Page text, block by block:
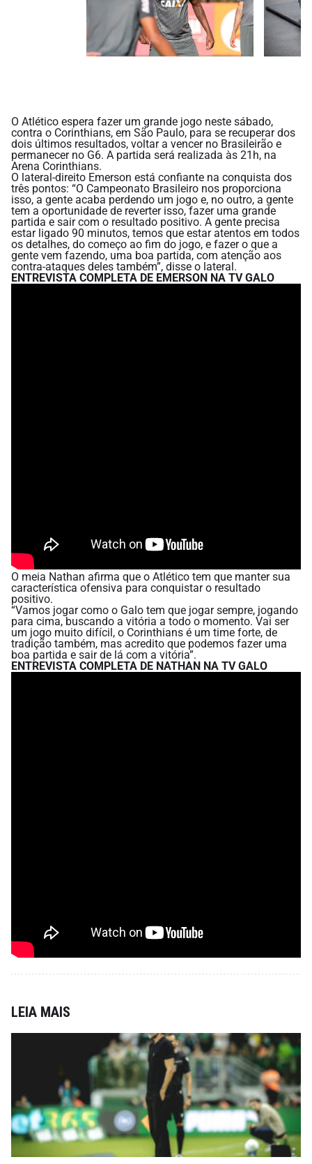
O Atlético espera fazer um grande jogo neste sábado,
contra o Corinthians, em São Paulo, para se recuperar dos
dois últimos resultados, voltar a vencer no Brasileirão e
permanecer no G6. A partida será realizada às 21h, na
Arena Corinthians.
O lateral-direito Emerson está confiante na conquista dos
três pontos: “O Campeonato Brasileiro nos proporciona
isso, a gente acaba perdendo um jogo e, no outro, a gente
tem a oportunidade de reverter isso, fazer uma grande
partida e sair com o resultado positivo. A gente precisa
estar ligado 90 minutos, temos que estar atentos em todos
os detalhes, do começo ao fim do jogo, e fazer o que a
gente vem fazendo, uma boa partida, com atenção aos
contra-ataques deles também”, disse o lateral.
ENTREVISTA COMPLETA DE EMERSON NA TV GALO
O meia Nathan afirma que o Atlético tem que manter sua
característica ofensiva para conquistar o resultado
positivo.
“Vamos jogar como o Galo tem que jogar sempre, jogando
para cima, buscando a vitória a todo o momento. Vai ser
um jogo muito difícil, o Corinthians é um time forte, de
tradição também, mas acredito que podemos fazer uma
boa partida e sair de lá com a vitória”.
ENTREVISTA COMPLETA DE NATHAN NA TV GALO
LEIA MAIS